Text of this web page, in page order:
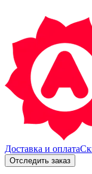
Доставка и оплата
Отследить заказ